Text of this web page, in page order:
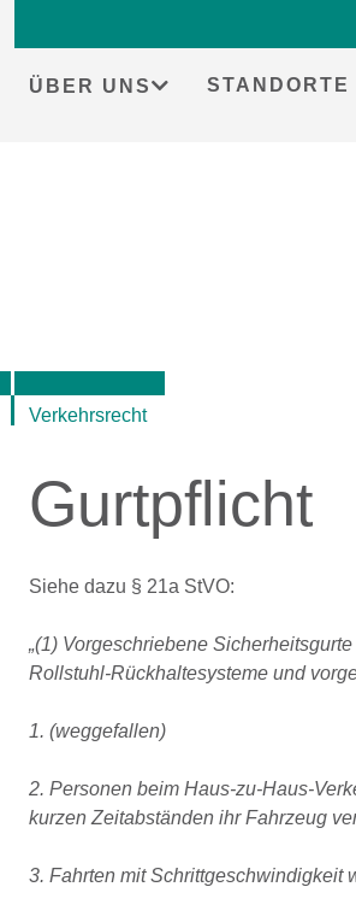
ÜBER UNS STANDORTE
Verkehrsrecht
Gurtpflicht
Siehe dazu § 21a StVO:
„(1) Vorgeschriebene
Rollstuhl-Rückhaltesysteme und
1. (weggefallen)
2. Personen beim Haus-zu-Haus-
kurzen Zeitabständen ihr Fahrzeug
3. Fahrten mit Schrittgeschwindigkeit